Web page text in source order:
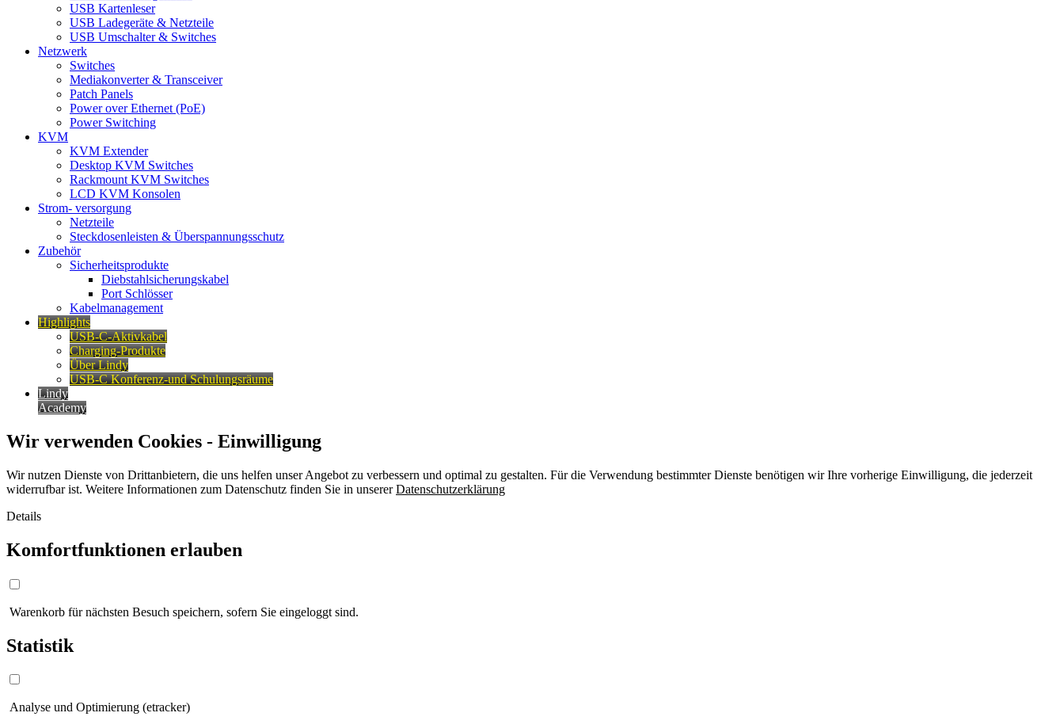
USB Kartenleser
USB Ladegeräte & Netzteile
USB Umschalter & Switches
Netzwerk
Switches
Mediakonverter & Transceiver
Patch Panels
Power over Ethernet (PoE)
Power Switching
KVM
KVM Extender
Desktop KVM Switches
Rackmount KVM Switches
LCD KVM Konsolen
Strom- versorgung
Netzteile
Steckdosenleisten & Überspannungsschutz
Zubehör
Sicherheitsprodukte
Diebstahlsicherungskabel
Port Schlösser
Kabelmanagement
Highlights
USB-C-Aktivkabel
Charging-Produkte
Über Lindy
USB-C Konferenz-und Schulungsräume
Lindy
Academy
Wir verwenden Cookies - Einwilligung
Wir nutzen Dienste von Drittanbietern, die uns helfen unser Angebot zu verbessern und optimal zu gestalten. Für die Verwendung bestimmter Dienste benötigen wir Ihre vorherige Einwilligung, die jederzeit
widerrufbar ist. Weitere Informationen zum Datenschutz finden Sie in unsererDatenschutzerklärung
Details
Komfortfunktionen erlauben
Warenkorb für nächsten Besuch speichern, sofern Sie eingeloggt sind.
Statistik
Analyse und Optimierung (etracker)